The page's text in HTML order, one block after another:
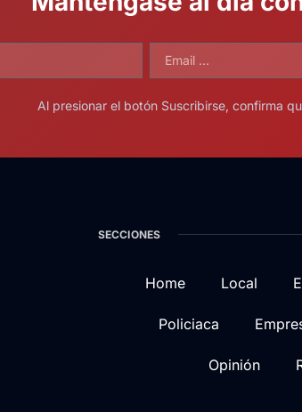
Al presionar el botón Suscribirse, confirma
SECCIONES
Home Local
Policiaca
Opinión